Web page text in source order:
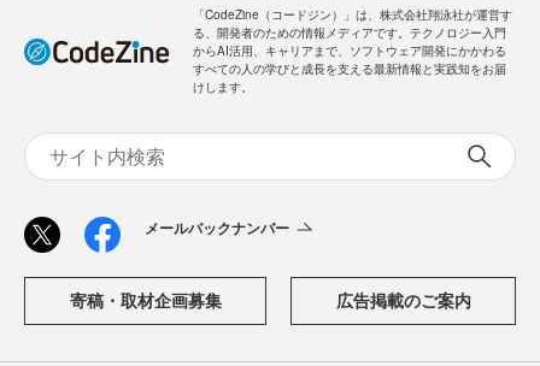
「CodeZine（コードジン）」は、株式会社翔泳社が運営す
る、開発者のための情報メディアです。テクノロジー入門
からAI活用、キャリアまで、ソフトウェア開発にかかわる
すべての人の学びと成長を支える最新情報と実践知をお届
けします。
メールバックナンバー
寄稿・取材企画募集 広告掲載のご案内